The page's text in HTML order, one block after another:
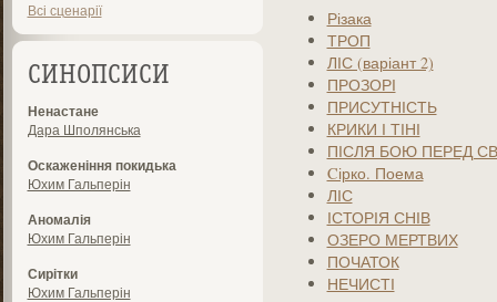
Всі сценарії
СИНОПСИСИ
Ненастане
Дара Шполянська
Оскаженіння покидька
Юхим Гальперін
Аномалія
Юхим Гальперін
Сирітки
Юхим Гальперін
Різака
ТРОП
ЛІС (варіант 2)
ПРОЗОРІ
ПРИСУТНІСТЬ
КРИКИ І ТІНІ
ПІСЛЯ БОЮ ПЕРЕД
Cірко. Поема
ЛІС
ІСТОРІЯ СНІВ
ОЗЕРО МЕРТВИХ
ПОЧАТОК
НЕЧИСТІ